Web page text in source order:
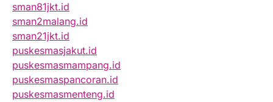
sman81jkt.id
sman2malang.id
sman21jkt.id
puskesmasjakut.id
puskesmasmampang.id
puskesmaspancoran.id
puskesmasmenteng.id